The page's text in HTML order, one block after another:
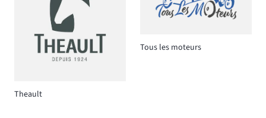
Theault
Tous les moteurs